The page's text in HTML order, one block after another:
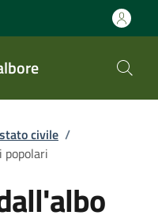
civile /
popolari